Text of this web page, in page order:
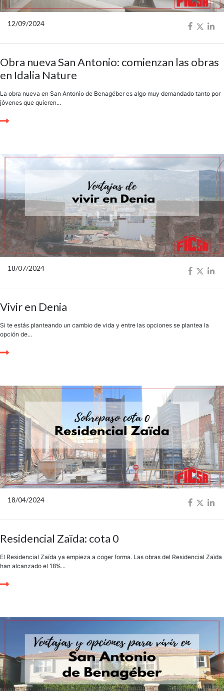
12/09/2024
Obra nueva San Antonio: comienzan las obras
en Idalia Nature
La obra nueva en San Antonio de Benagéber es algo muy demandado tanto por
jóvenes que quieren...
18/07/2024
Vivir en Denia
Si te estás planteando un cambio de vida y entre las opciones se plantea la
opción de...
18/04/2024
Residencial Zaïda: cota 0
El Residencial Zaïda ya empieza a coger forma. Las obras del Residencial Zaïda
han alcanzado el 18%...